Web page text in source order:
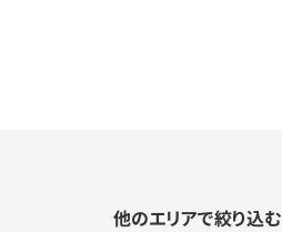
他のエリアで絞り込む